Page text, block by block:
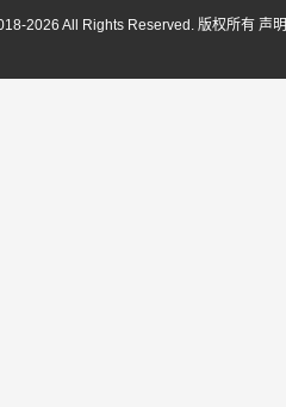
2026 All Rights Reserved. 版权所有 声